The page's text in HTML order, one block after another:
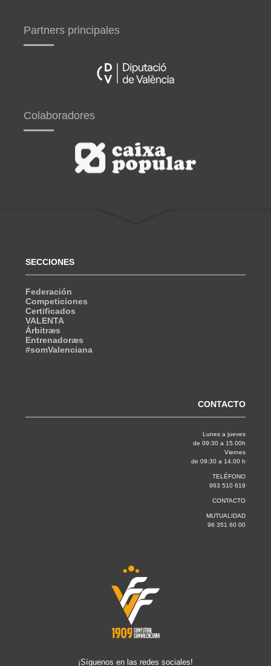
Partners principales
Colaboradores
SECCIONES
Federación
Competiciones
Certificados
VALENTA
Árbitræs
Entrenadoræs
#somValenciana
CONTACTO
Lunes a jueves
de 09:30 a 15.00h
Viernes
de 09:30 a 14.00 h
TELÉFONO
963 510 619
CONTACTO
MUTUALIDAD
96 351 60 00
¡Síguenos en las redes sociales!